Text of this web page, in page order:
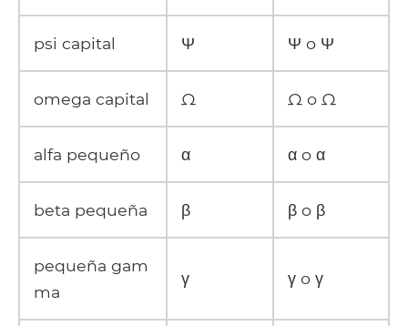
psi capital Ψ Ψ o Ψ
omega capital Ω Ω o Ω
alfa pequeño α α o α
beta pequeña β β o β
pequeña gam
ma
γ γ o γ